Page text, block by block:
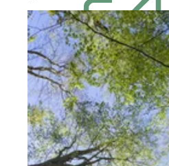
nowej
karcie)